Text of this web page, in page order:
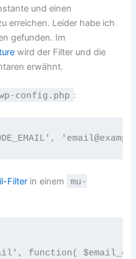
und einen
erreichen. Leider habe ich
gefunden. Im
wird der Filter und die
erwähnt.
config.php :
Filter in einem
mu-
function(